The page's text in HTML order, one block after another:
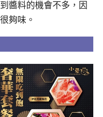
醬料的機會不多，因
夠味。